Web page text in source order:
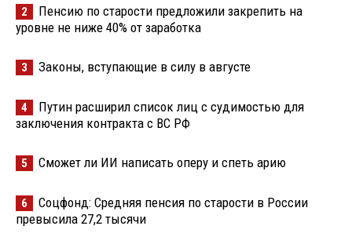
2
Пенсию по старости предложили закрепить на
уровне не ниже 40% от заработка
3 Законы, вступающие в силу в августе
4
Путин расширил список лиц с судимостью для
заключения контракта с ВС РФ
5 Сможет ли ИИ написать оперу и спеть арию
6
Соцфонд: Средняя пенсия по старости в России
превысила 27,2 тысячи